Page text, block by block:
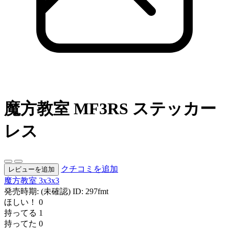
魔方教室 MF3RS ステッカー
レス
レビューを追加
クチコミを追加
魔方教室 3x3x3
発売時期: (未確認) ID: 297fmt
ほしい！
0
持ってる 1
持ってた 0